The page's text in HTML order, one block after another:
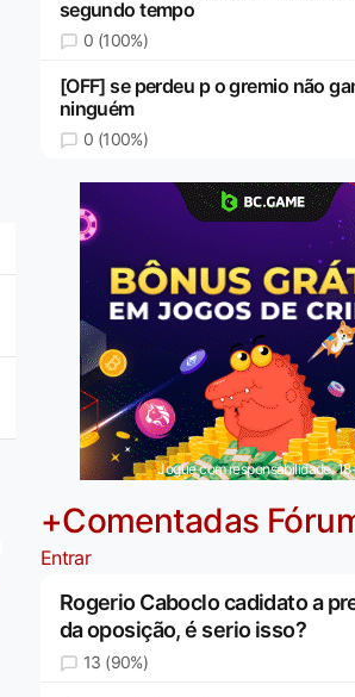
segundo tempo
0 (100%)
[OFF] se perdeu p o gremio não
ninguém
0 (100%)
Jogue com responsabilidade.
+Comentadas
Entrar
Rogerio Caboclo cadidato a
da oposição, é serio isso?
13 (90%)